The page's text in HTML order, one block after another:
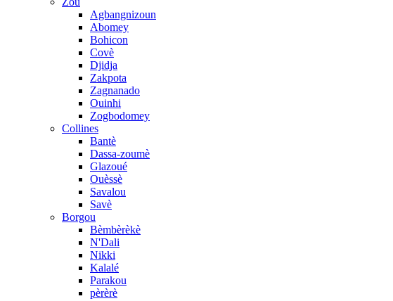
Agbangnizoun
Abomey
Bohicon
Covè
Djidja
Zakpota
Zagnanado
Ouinhi
Zogbodomey
Collines
Bantè
Dassa-zoumè
Glazoué
Ouèssè
Savalou
Savè
Borgou
Bèmbèrèkè
N'Dali
Nikki
Kalalé
Parakou
pèrèrè